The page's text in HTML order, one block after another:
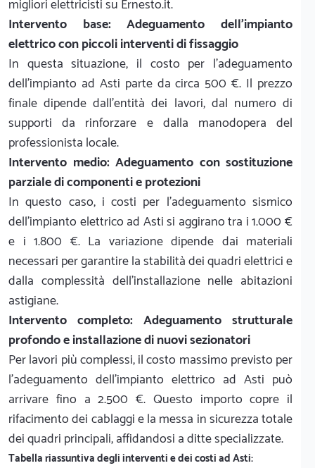
migliori elettricisti su Ernesto.it.
Intervento base: Adeguamento dell'impianto
elettrico con piccoli interventi di fissaggio
In questa situazione, il costo per l'adeguamento
dell'impianto ad Asti parte da circa 500 €. Il prezzo
finale dipende dall'entità dei lavori, dal numero di
supporti da rinforzare e dalla manodopera del
professionista locale.
Intervento medio: Adeguamento con sostituzione
parziale di componenti e protezioni
In questo caso, i costi per l'adeguamento sismico
dell'impianto elettrico ad Asti si aggirano tra i 1.000 €
e i 1.800 €. La variazione dipende dai materiali
necessari per garantire la stabilità dei quadri elettrici e
dalla complessità dell'installazione nelle abitazioni
astigiane.
Intervento completo: Adeguamento strutturale
profondo e installazione di nuovi sezionatori
Per lavori più complessi, il costo massimo previsto per
l'adeguamento dell'impianto elettrico ad Asti può
arrivare fino a 2.500 €. Questo importo copre il
rifacimento dei cablaggi e la messa in sicurezza totale
dei quadri principali, affidandosi a ditte specializzate.
Tabella riassuntiva degli interventi e dei costi ad Asti: